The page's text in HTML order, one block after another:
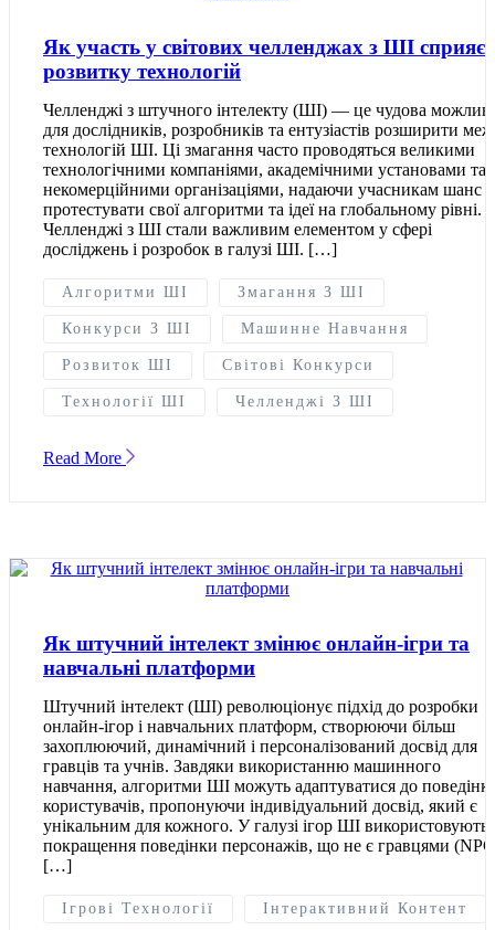
Як участь у світових челленджах з ШІ сприяє
розвитку технологій
Челленджі з штучного інтелекту (ШІ) — це чудова
для дослідників, розробників та ентузіастів розширити
технологій ШІ. Ці змагання часто проводяться великими
технологічними компаніями, академічними установами та
некомерційними організаціями, надаючи учасникам шанс
протестувати свої алгоритми та ідеї на глобальному рівні.
Челленджі з ШІ стали важливим елементом у сфері
досліджень і розробок в галузі ШІ. […]
Алгоритми ШІ Змагання З ШІ
Конкурси З ШІ Машинне Навчання
Розвиток ШІ Світові Конкурси
Технології ШІ Челленджі З ШІ
Read More
Як штучний інтелект змінює онлайн-ігри та
навчальні платформи
Штучний інтелект (ШІ) революціонує підхід до розробки
онлайн-ігор і навчальних платформ, створюючи більш
захоплюючий, динамічний і персоналізований досвід для
гравців та учнів. Завдяки використанню машинного
навчання, алгоритми ШІ можуть адаптуватися до
користувачів, пропонуючи індивідуальний досвід, який є
унікальним для кожного. У галузі ігор ШІ використовують
покращення поведінки персонажів, що не є гравцями
[…]
Ігрові Технології Інтерактивний Контент